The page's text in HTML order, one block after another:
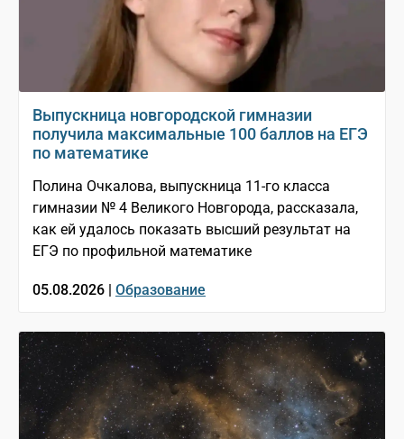
Выпускница новгородской гимназии
получила максимальные 100 баллов на ЕГЭ
по математике
Полина Очкалова, выпускница 11-го класса
гимназии № 4 Великого Новгорода, рассказала,
как ей удалось показать высший результат на
ЕГЭ по профильной математике
05.08.2026 | Образование